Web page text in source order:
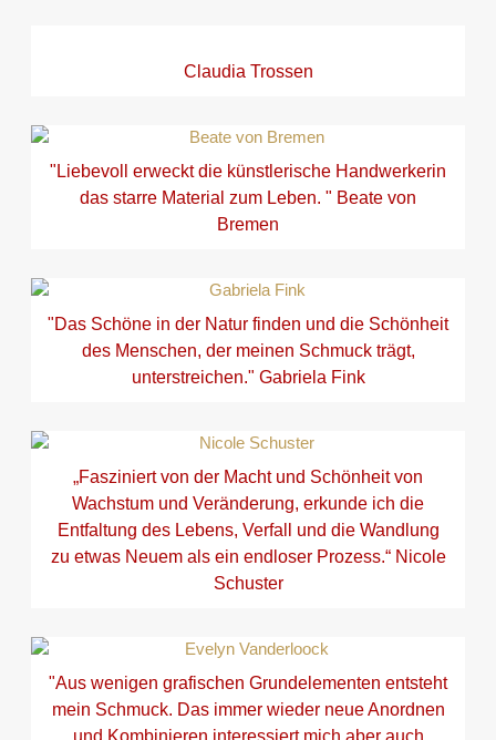
Claudia Trossen
"Liebevoll erweckt die künstlerische Handwerkerin
das starre Material zum Leben. " Beate von
Bremen
"Das Schöne in der Natur finden und die Schönheit
des Menschen, der meinen Schmuck trägt,
unterstreichen." Gabriela Fink
„Fasziniert von der Macht und Schönheit von
Wachstum und Veränderung, erkunde ich die
Entfaltung des Lebens, Verfall und die Wandlung
zu etwas Neuem als ein endloser Prozess.“ Nicole
Schuster
"Aus wenigen grafischen Grundelementen entsteht
mein Schmuck. Das immer wieder neue Anordnen
und Kombinieren interessiert mich,aber auch